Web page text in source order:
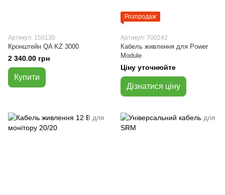
Артикул: 150130
Кронштейн QA KZ 3000
2 340.00 грн
Купити
Розпродаж
Артикул: 700242
Кабель живлення для Power
Module
Ціну уточнюйте
Дізнатися ціну